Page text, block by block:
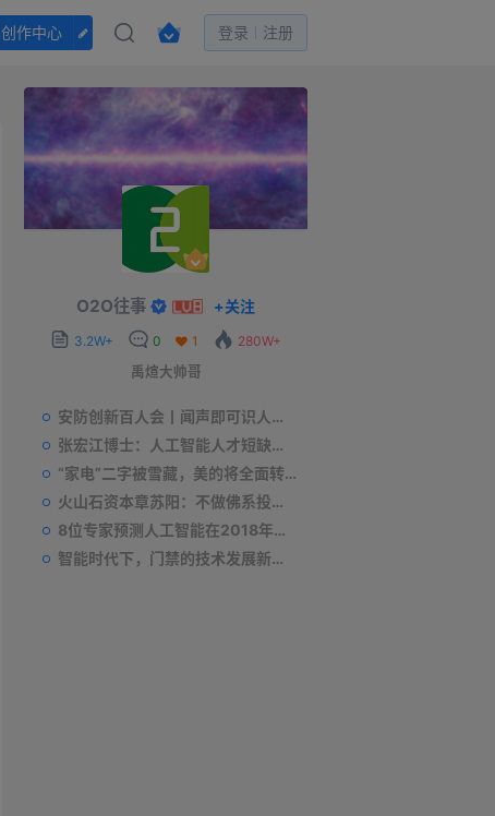
创作中心 登录 注册
O2O往事 +关注
3.2W+ 0 1
280W+
禹煊大帅哥
安防创新百人会丨闻声即可识人，虚拟诈骗的克星——声纹识别
张宏江博士：人工智能人才短缺是世界性问题
“家电”二字被雪藏，美的将全面转型智能制造？
火山石资本章苏阳：不做佛系投资人，为企业价值战斗到底
8位专家预测人工智能在2018年对我们的影响
智能时代下，门禁的技术发展新趋势